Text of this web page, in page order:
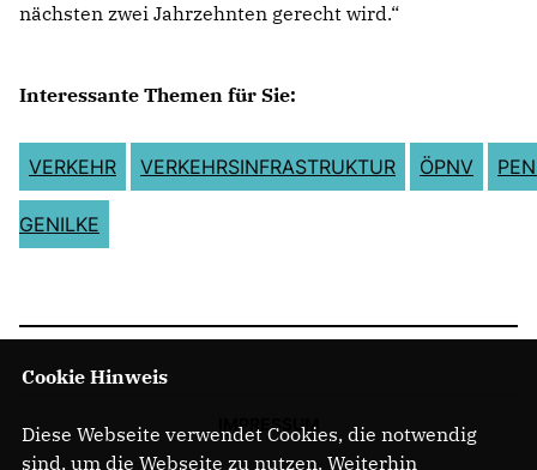
nächsten zwei Jahrzehnten gerecht wird.“
Interessante Themen für Sie:
VERKEHR VERKEHRSINFRASTRUKTUR ÖPNV
GENILKE
IMPRESSUM
Cookie Hinweis
Diese Webseite verwendet Cookies, die notwendig
sind, um die Webseite zu nutzen. Weiterhin